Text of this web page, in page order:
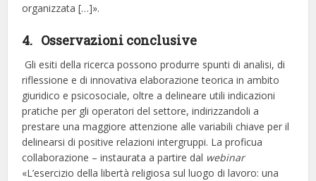
organizzata […]».
4. Osservazioni conclusive
Gli esiti della ricerca possono produrre spunti di analisi, di
riflessione e di innovativa elaborazione teorica in ambito
giuridico e psicosociale, oltre a delineare utili indicazioni
pratiche per gli operatori del settore, indirizzandoli a
prestare una maggiore attenzione alle variabili chiave per il
delinearsi di positive relazioni intergruppi. La proficua
collaborazione – instaurata a partire dal webinar
«L’esercizio della libertà religiosa sul luogo di lavoro: una